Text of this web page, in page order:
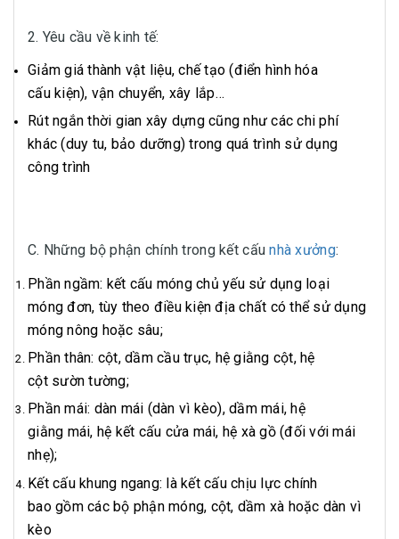
2. Yêu cầu về kinh tế:
Giảm giá thành vật liệu, chế tạo (điển hình hóa
cấu kiện), vận chuyển, xây lắp…
Rút ngắn thời gian xây dựng cũng như các chi phí
khác (duy tu, bảo dưỡng) trong quá trình sử dụng
công trình
C. Những bộ phận chính trong kết cấunhà xưởng:
Phần ngầm: kết cấu móng chủ yếu sử dụng loại
móng đơn, tùy theo điều kiện địa chất có thể sử dụng
móng nông hoặc sâu;
Phần thân: cột, dầm cầu trục, hệ giằng cột, hệ
cột sườn tường;
Phần mái: dàn mái (dàn vì kèo), dầm mái, hệ
giằng mái, hệ kết cấu cửa mái, hệ xà gồ (đối với mái
nhẹ);
Kết cấu khung ngang: là kết cấu chịu lực chính
bao gồm các bộ phận móng, cột, dầm xà hoặc dàn vì
kèo